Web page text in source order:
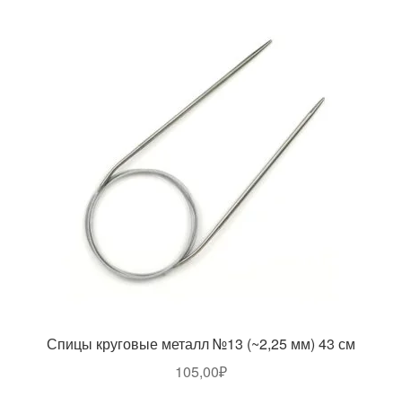
Спицы круговые металл №13 (~2,25 мм) 43 см
105,00₽